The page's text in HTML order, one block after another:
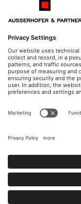
Montag - Donnerstag
08:30 - 12:00 Uhr
MwSt. Nr./UID Nr.: